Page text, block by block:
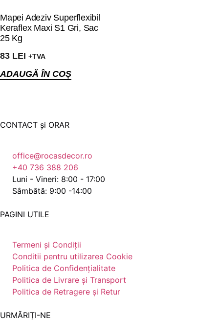
Mapei Adeziv Superflexibil
Keraflex Maxi S1 Gri, Sac
25 Kg
83 LEI +TVA
ADAUGĂ ÎN COȘ
CONTACT și ORAR
office@rocasdecor.ro
+40 736 388 206
Luni - Vineri: 8:00 - 17:00
Sâmbătă: 9:00 -14:00
PAGINI UTILE
Termeni și Condiții
Conditii pentru utilizarea Cookie
Politica de Confidențialitate
Politica de Livrare și Transport
Politica de Retragere și Retur
URMĂRIȚI-NE